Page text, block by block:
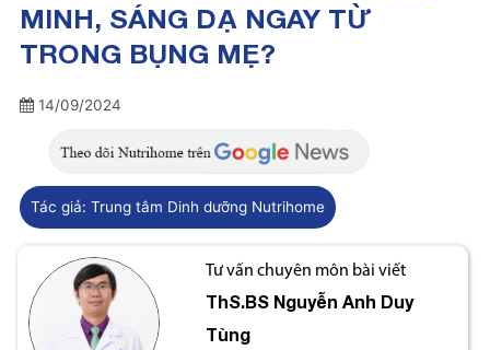
MINH, SÁNG DẠ NGAY TỪ
TRONG BỤNG MẸ?
14/09/2024
Tác giả: Trung tâm Dinh dưỡng Nutrihome
Tư vấn chuyên môn bài viết
ThS.BS Nguyễn Anh Duy
Tùng